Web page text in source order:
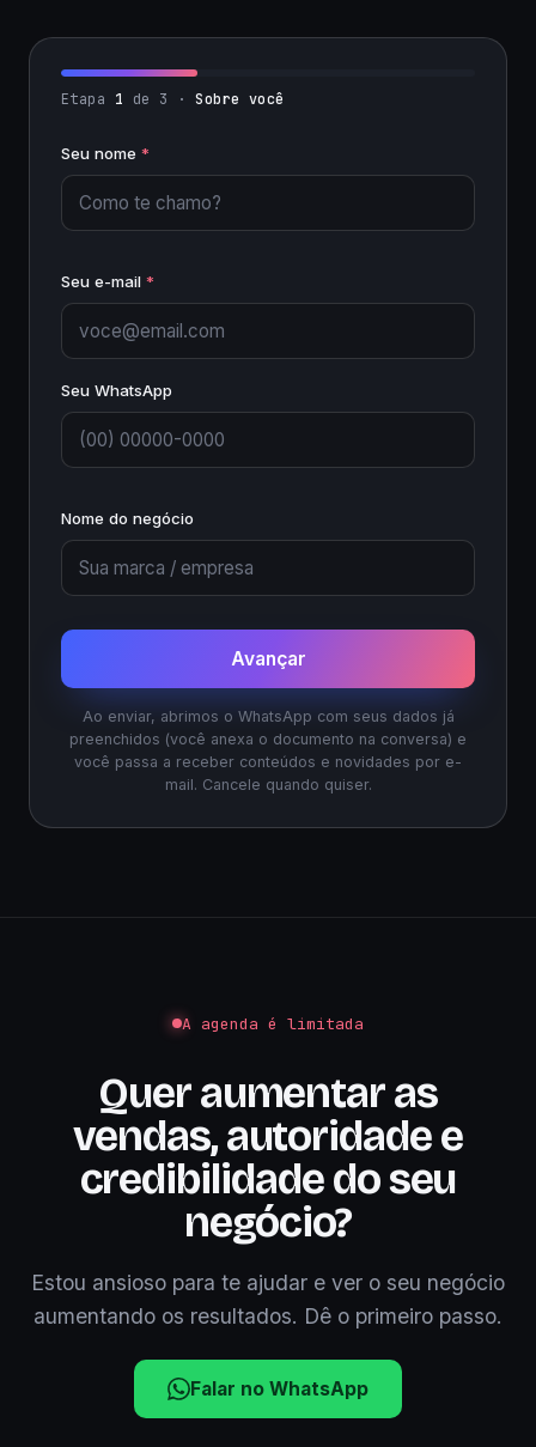
Etapa 1 de 3 ·Sobre você
Seu nome *
Seu e-mail *
Seu WhatsApp
Nome do negócio
Avançar
Ao enviar, abrimos o WhatsApp com seus dados já
preenchidos (você anexa o documento na conversa) e
você passa a receber conteúdos e novidades por e-
mail. Cancele quando quiser.
A agenda é limitada
Quer aumentar as
vendas, autoridade e
credibilidade do seu
negócio?
Estou ansioso para te ajudar e ver o seu negócio
aumentando os resultados. Dê o primeiro passo.
Falar no WhatsApp